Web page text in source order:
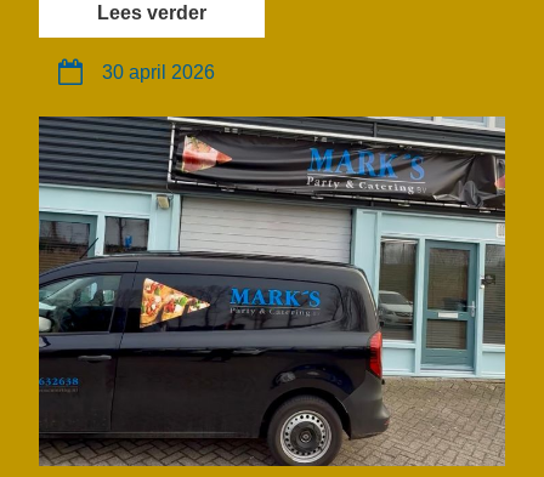
Lees verder
30 april 2026